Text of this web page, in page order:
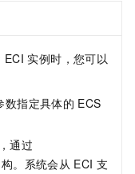
ECI 实例时，您可以
数指定具体的 ECS
通过
。系统会从 ECI 支